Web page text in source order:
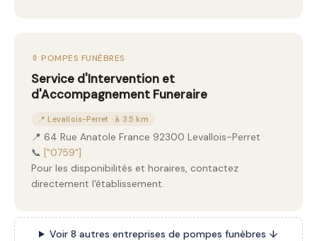
⚱️ POMPES FUNÈBRES
Service d'Intervention et
d'Accompagnement Funeraire
📍 Levallois-Perret · à 3.5 km
📍 64 Rue Anatole France 92300 Levallois-Perret
📞 ["0759"]
Pour les disponibilités et horaires, contactez
directement l'établissement.
Voir 8 autres entreprises de pompes funèbres ↓